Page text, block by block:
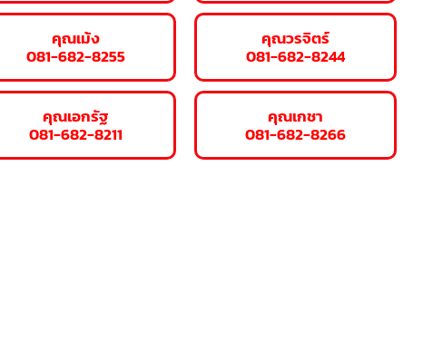
คุณเม้ง
081-682-8255
คุณเอกรัฐ
081-682-8211
คุณวรจิตร์
081-682-8244
คุณเกชา
081-682-8266